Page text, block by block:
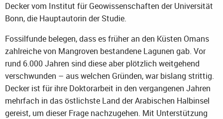
Decker vom Institut für Geowissenschaften der Universität
Bonn, die Hauptautorin der Studie.
Fossilfunde belegen, dass es früher an den Küsten Omans
zahlreiche von Mangroven bestandene Lagunen gab. Vor
rund 6.000 Jahren sind diese aber plötzlich weitgehend
verschwunden – aus welchen Gründen, war bislang strittig.
Decker ist für ihre Doktorarbeit in den vergangenen Jahren
mehrfach in das östlichste Land der Arabischen Halbinsel
gereist, um dieser Frage nachzugehen. Mit Unterstützung